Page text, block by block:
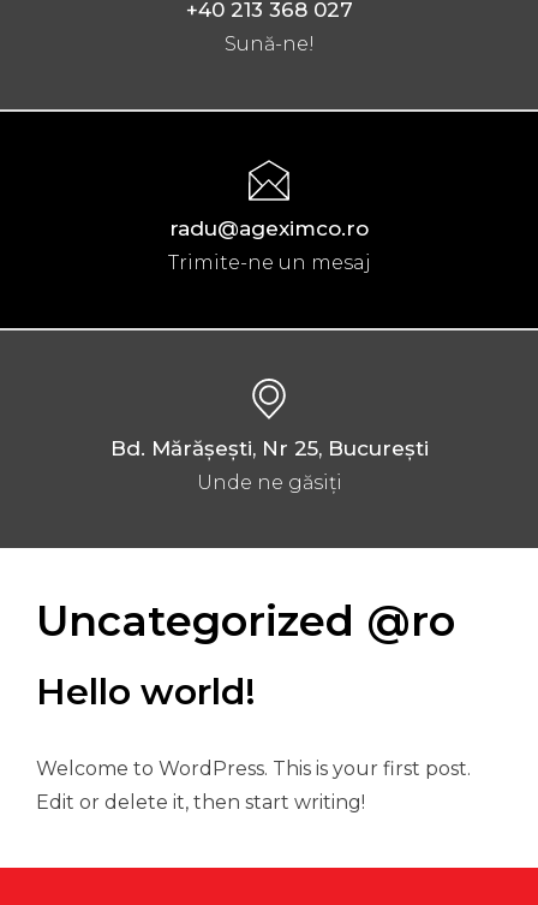
+40 213 368 027
Sună-ne!
radu@ageximco.ro
Trimite-ne un mesaj
Bd. Mărăşeşti, Nr 25, Bucureşti
Unde ne găsiți
Uncategorized @ro
Hello world!
Welcome to WordPress. This is your first post.
Edit or delete it, then start writing!